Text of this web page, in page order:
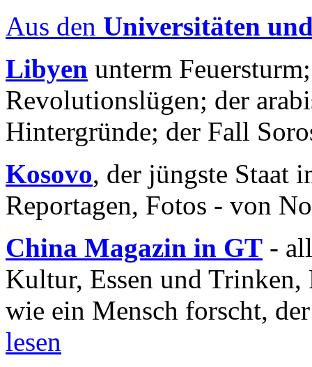
Aus den Universitäten
Libyen unterm
Revolutionslügen; der
Hintergründe; der Fall
Kosovo, der jüngste Staat
Reportagen, Fotos - von
China Magazin in GT -
Kultur, Essen und
wie ein Mensch forscht,
lesen